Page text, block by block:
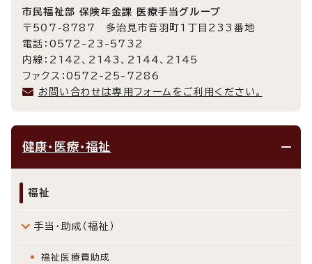
市民福祉部 保険年金課 医療手当グループ
〒507-8787 多治見市音羽町1丁目233番地
電話：0572-23-5732
内線：2142、2143、2144、2145
ファクス：0572-25-7286
お問い合わせは専用フォームをご利用ください。
健康・医療・福祉
福祉
手当・助成（福祉）
福祉医療費助成